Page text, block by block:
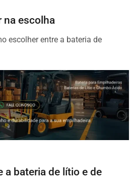
na escolha
escolher entre a bateria de
a bateria de lítio e de